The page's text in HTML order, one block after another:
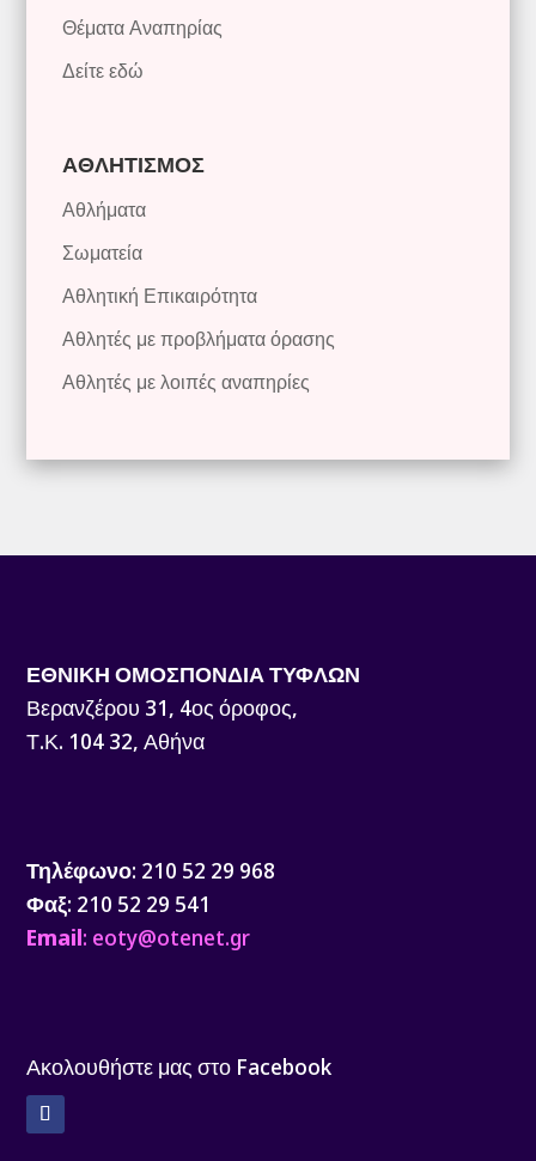
Θέματα Αναπηρίας
Δείτε εδώ
ΑΘΛΗΤΙΣΜΟΣ
Αθλήματα
Σωματεία
Αθλητική Επικαιρότητα
Αθλητές με προβλήματα όρασης
Αθλητές με λοιπές αναπηρίες
ΕΘΝΙΚΗ ΟΜΟΣΠΟΝΔΙΑ ΤΥΦΛΩΝ
Βερανζέρου 31, 4ος όροφος,
Τ.Κ. 104 32, Αθήνα
Τηλέφωνο: 210 52 29 968
Φαξ: 210 52 29 541
Email: eoty@otenet.gr
Ακολουθήστε μας στο Facebook